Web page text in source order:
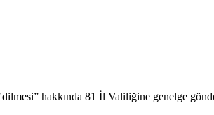
hakkında 81 İl Valiliğine genelge